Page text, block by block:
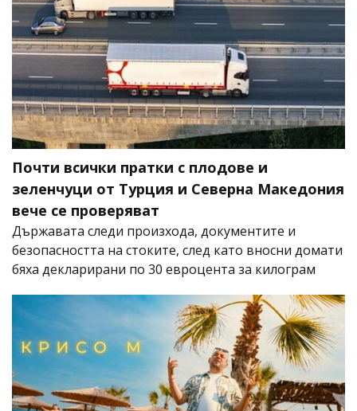
Почти всички пратки с плодове и
зеленчуци от Турция и Северна Македония
вече се проверяват
Държавата следи произхода, документите и
безопасността на стоките, след като вносни домати
бяха декларирани по 30 евроцента за килограм